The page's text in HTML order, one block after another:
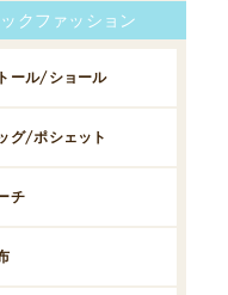
クファッション
ール/ショール
グ/ポシェット
チ